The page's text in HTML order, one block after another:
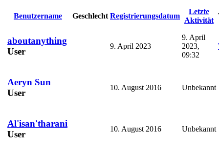
Benutzername Geschlecht Registrierungsdatum
Letzte
Aktivität
aboutanything
User
9. April 2023
9. April
2023,
09:32
Aeryn Sun
User
10. August 2016 Unbekannt
Al'isan'tharani
User
10. August 2016 Unbekannt